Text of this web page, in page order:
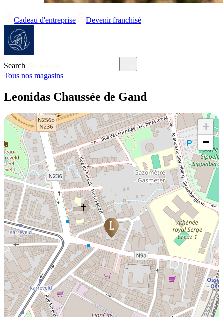
Cadeau d'entreprise Devenir franchisé
Search
Tous nos magasins
Leonidas Chaussée de Gand
+
−